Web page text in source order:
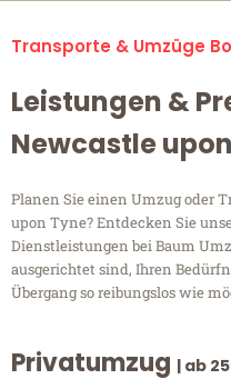
Transporte & Umzüge
Leistungen &
Newcastle
Planen Sie einen Umzug oder
upon Tyne? Entdecken Sie
Dienstleistungen bei Baum
ausgerichtet sind, Ihren
Übergang so reibungslos wie
Privatumzug | ab